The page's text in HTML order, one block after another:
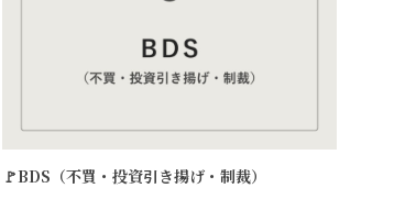
🚩BDS（不買・投資引き揚げ・制裁）